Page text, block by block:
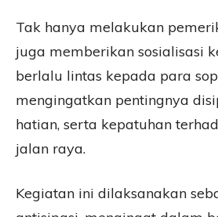
Tak hanya melakukan
juga memberikan sosialisasi
berlalu lintas kepada para
mengingatkan pentingnya
hatian, serta kepatuhan
jalan raya.
Kegiatan ini dilaksanakan